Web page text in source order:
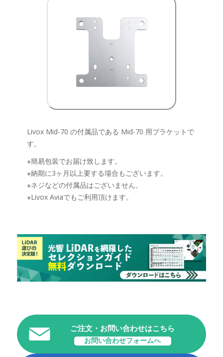
Livox Mid-70 の付属品である Mid-70 用ブラケットで
す。
※簡易包装でお届け致します。
※納期に3ヶ月以上要する場合もございます。
※ネジなどの付属品はございません。
※Livox Aviaでもご利用頂けます。
ご注文・お問い合わせはこちら
お問い合わせフォームへ